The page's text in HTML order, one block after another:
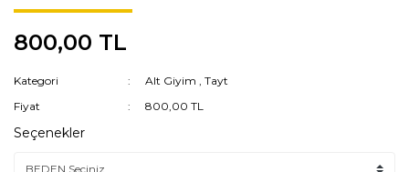
800,00 TL
Kategori Alt Giyim ,Tayt
Fiyat
800,00 TL
Seçenekler